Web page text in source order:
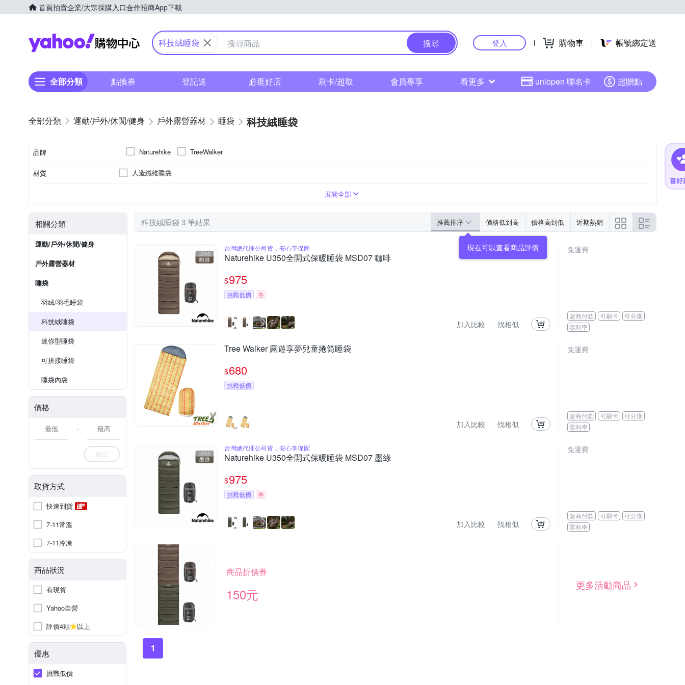
首頁拍賣企業/大宗採購入口合作招商App下載
Yahoo購物中心
科技絨睡袋 搜尋 登入 購物車 帳號綁定送
全部分類 點換券 登記送 必逛好店 刷卡/超取 會員專享 看更多 uniopen 聯名卡 超贈點
運動/戶外/休閒/健身 戶外露營器材 睡袋 科技絨睡袋
品牌 Naturehike TreeWalker
材質 人造纖維睡袋
展開全部
相關分類
運動/戶外/休閒/健身
戶外露營器材
睡袋
羽絨/羽毛睡袋
科技絨睡袋
迷你型睡袋
可拼接睡袋
睡袋內袋
價格
-
確定
取貨方式
快速到貨
7-11常溫
7-11冷凍
商品狀況
有現貨
Yahoo自營
評價4顆
以上
優惠
挑戰低價
科技絨睡袋 3 筆結果 推薦排序 價格低到高 價格高到低 近期熱銷
現在可以查看商品評價
台灣總代理公司貨，安心享保固
Naturehike U350全開式保暖睡袋 MSD07 咖啡
$975
挑戰低價 券
加入比較 找相似
免運費
超商付款 可刷卡
可分期
零利率
Tree Walker 露遊享夢兒童捲筒睡袋
$680
挑戰低價
加入比較 找相似
免運費
超商付款 可刷卡
可分期
零利率
台灣總代理公司貨，安心享保固
Naturehike U350全開式保暖睡袋 MSD07 墨綠
$975
挑戰低價 券
加入比較 找相似
免運費
超商付款 可刷卡
可分期
零利率
商品折價券
150元
更多活動商品
1